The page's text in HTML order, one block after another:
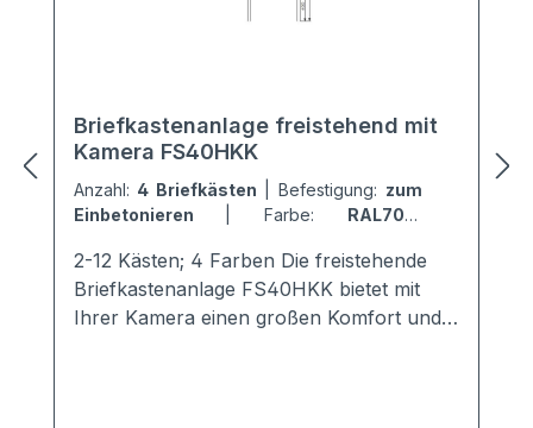
Briefkastenanlage freistehend mit
Kamera FS40HKK
Anzahl: 4 Briefkästen Befestigung: zum
Einbetonieren
Farbe: RAL7016
2-12 Kästen; 4 Farben Die freistehende
Briefkastenanlage FS40HKK bietet mit
Ihrer Kamera einen großen Komfort und